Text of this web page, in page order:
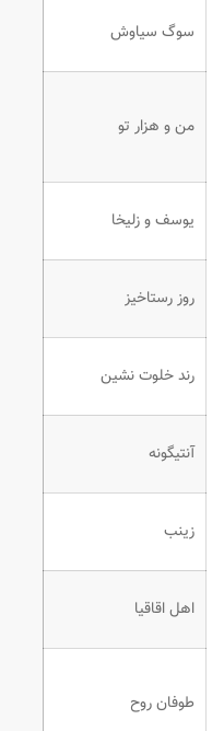
سوگ سیاوش
من و هزار تو
یوسف و زلیخا
روز رستاخیز
رند خلوت نشین
آنتیگونه
زینب
اهل اقاقیا
طوفان روح